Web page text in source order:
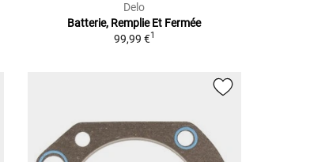
Delo
Batterie, Remplie Et Fermée
99,99 €1